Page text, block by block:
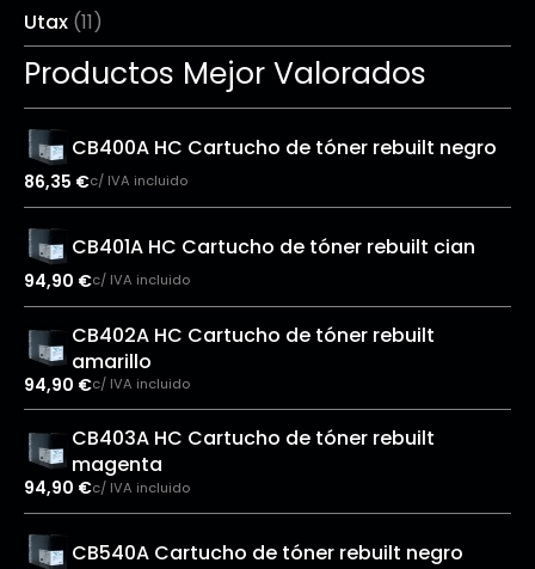
Utax (11)
Productos Mejor Valorados
CB400A HC Cartucho de tóner rebuilt negro
86,35 €c/ IVA incluido
CB401A HC Cartucho de tóner rebuilt cian
94,90 €c/ IVA incluido
CB402A HC Cartucho de tóner rebuilt
amarillo
94,90 €c/ IVA incluido
CB403A HC Cartucho de tóner rebuilt
magenta
94,90 €c/ IVA incluido
CB540A Cartucho de tóner rebuilt negro